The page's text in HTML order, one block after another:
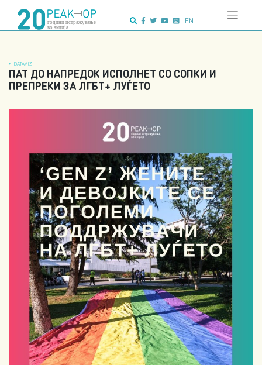
content
EN
DATAVIZ
ПАТ ДО НАПРЕДОК ИСПОЛНЕТ СО СОПКИ И
ПРЕПРЕКИ ЗА ЛГБТ+ ЛУЃЕТО